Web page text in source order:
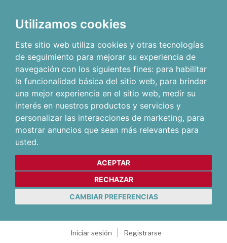
Utilizamos cookies
Este sitio web utiliza cookies y otras tecnologías
de seguimiento para mejorar su experiencia de
navegación con los siguientes fines: para habilitar
la funcionalidad básica del sitio web, para brindar
una mejor experiencia en el sitio web, medir su
interés en nuestros productos y servicios y
personalizar las interacciones de marketing, para
mostrar anuncios que sean más relevantes para
usted.
ACEPTAR
RECHAZAR
CAMBIAR PREFERENCIAS
Iniciar sesión
Registrarse